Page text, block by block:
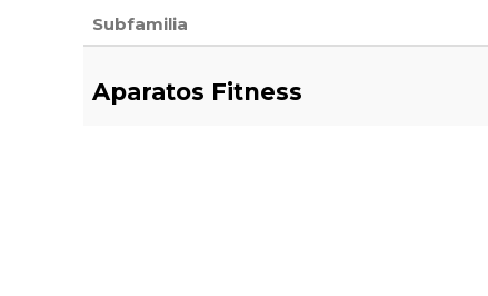
Subfamilia
Aparatos Fitness